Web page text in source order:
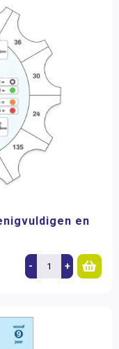
en
- +